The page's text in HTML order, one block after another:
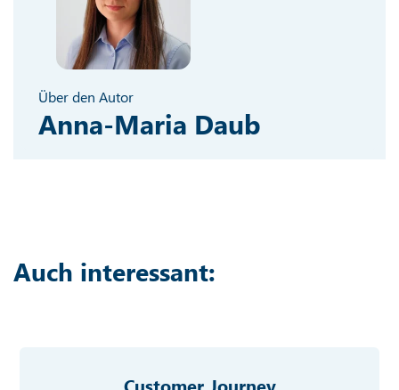
Über den Autor
Anna-Maria Daub
Auch interessant:
Customer Journey